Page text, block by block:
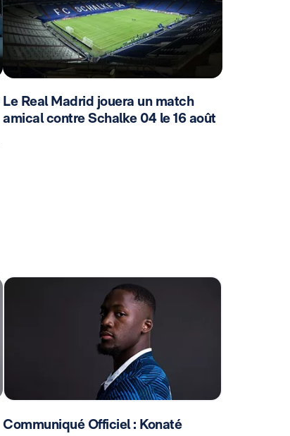
Le Real Madrid jouera un match
amical contre Schalke 04 le 16 août
Communiqué Officiel : Konaté